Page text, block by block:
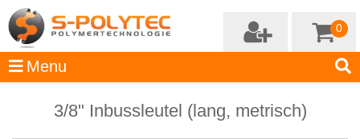
0
3/8" Inbussleutel (lang, metrisch)